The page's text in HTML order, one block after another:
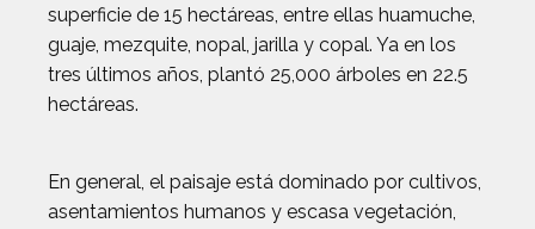
superficie de 15 hectáreas, entre ellas huamuche,
guaje, mezquite, nopal, jarilla y copal. Ya en los
tres últimos años, plantó 25,000 árboles en 22.5
hectáreas.
En general, el paisaje está dominado por cultivos,
asentamientos humanos y escasa vegetación,